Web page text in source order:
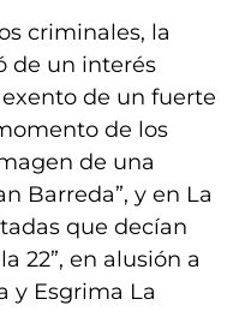
criminales, la
de un interés
de un fuerte
de los
de una
Barreda”, y en La
que decían
22”, en alusión a
y Esgrima La